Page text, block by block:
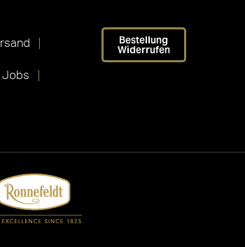
Jobs
Bestellung
Widerrufen